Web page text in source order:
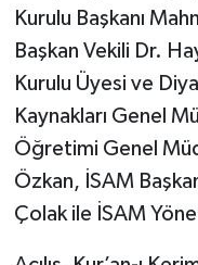
Kurulu Başkanı
Başkan Vekili Dr.
Kurulu Üyesi ve
Kaynakları Genel
Öğretimi Genel
Özkan, İSAM
Çolak ile İSAM
Erzincan
Erzurum
Eskişehir
Gaziantep